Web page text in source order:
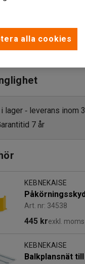
i lager‑ leverans inom
7 år
KEBNEKAISE
Art. nr: 34538
445 krexkl. moms
KEBNEKAISE
Balkplansnät
alla cookies